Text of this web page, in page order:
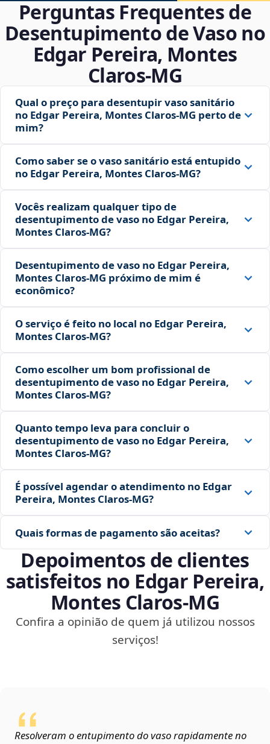
Perguntas Frequentes de
Desentupimento de Vaso no
Edgar Pereira, Montes
Claros‑MG
Qual o preço para desentupir vaso sanitário
no Edgar Pereira, Montes Claros‑MG perto de
mim?
Como saber se o vaso sanitário está entupido
no Edgar Pereira, Montes Claros‑MG?
Vocês realizam qualquer tipo de
desentupimento de vaso no Edgar Pereira,
Montes Claros‑MG?
Desentupimento de vaso no Edgar Pereira,
Montes Claros‑MG próximo de mim é
econômico?
O serviço é feito no local no Edgar Pereira,
Montes Claros‑MG?
Como escolher um bom profissional de
desentupimento de vaso no Edgar Pereira,
Montes Claros‑MG?
Quanto tempo leva para concluir o
desentupimento de vaso no Edgar Pereira,
Montes Claros‑MG?
É possível agendar o atendimento no Edgar
Pereira, Montes Claros‑MG?
Quais formas de pagamento são aceitas?
Depoimentos de clientes
satisfeitos no Edgar Pereira,
Montes Claros‑MG
Confira a opinião de quem já utilizou nossos
serviços!
Resolveram o entupimento do vaso rapidamente no